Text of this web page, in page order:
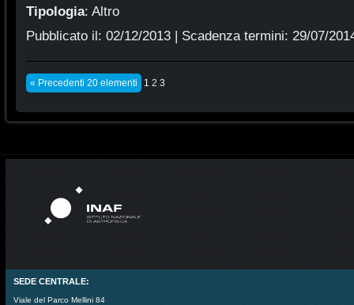
Tipologia: Altro
Pubblicato il: 02/12/2013| Scadenza termini: 29/07/
« Precedenti 20 elementi 1 2 3
SEDE CENTRALE:
Viale del Parco Mellini 84